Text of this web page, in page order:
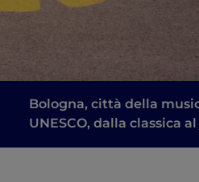
Bologna, città della
UNESCO, dalla classica